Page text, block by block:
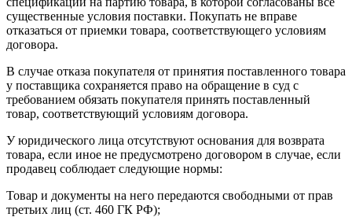
существенные условия поставки. Покупать не вправе
отказаться от приемки товара, соответствующего условиям
договора.
В случае отказа покупателя от принятия поставленного товара
у поставщика сохраняется право на обращение в суд с
требованием обязать покупателя принять поставленный
товар, соответствующий условиям договора.
У юридического лица отсутствуют основания для возврата
товара, если иное не предусмотрено договором в случае, если
продавец соблюдает следующие нормы:
Товар и документы на него передаются свободными от прав
третьих лиц (ст. 460 ГК РФ);